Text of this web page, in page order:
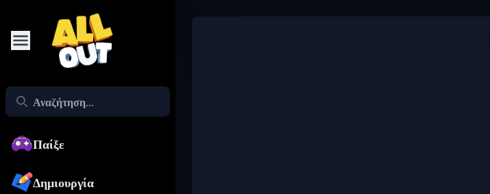
Παίξε
Δημιουργία